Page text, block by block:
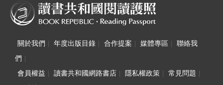
關於我們 年度出版目錄 合作提案 媒體專區
聯絡我
們
會員權益
讀書共和國網路書店 隱私權政策 常見問題